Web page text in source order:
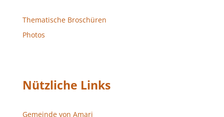
Thematische Broschüren
Photos
Nützliche Links
Gemeinde von Amari